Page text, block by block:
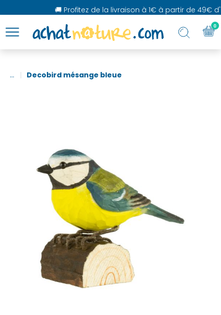
🚚 Profitez de la livraison à 1€ à partir de 49€
... Decobird mésange bleue
0